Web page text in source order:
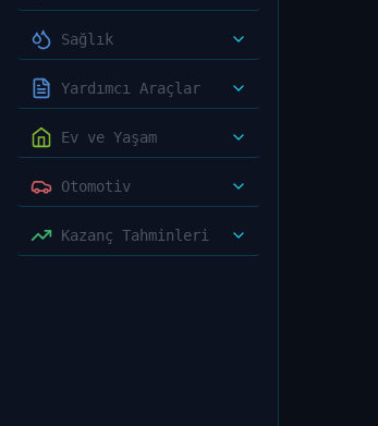
Sağlık
Yardımcı Araçlar
Ev ve Yaşam
Otomotiv
Kazanç Tahminleri